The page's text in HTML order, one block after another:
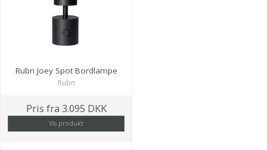
Rubn Joey Spot Bordlampe
Rubn
Pris fra 3.095 DKK
Vis produkt